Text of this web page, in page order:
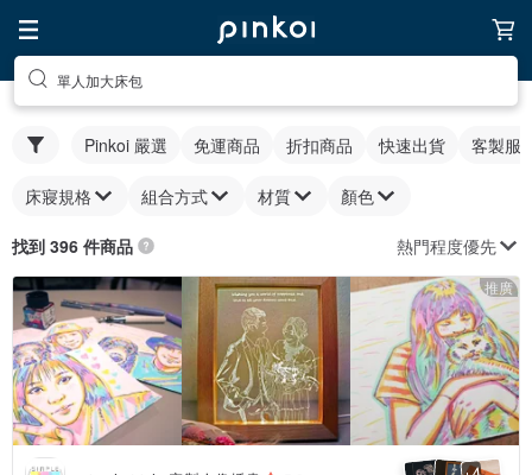
單人加大床包
Pinkoi 嚴選 免運商品 折扣商品 快速出貨 客製服
床寢規格 組合方式 材質 顏色
找到 396 件商品 熱門程度優先
推廣